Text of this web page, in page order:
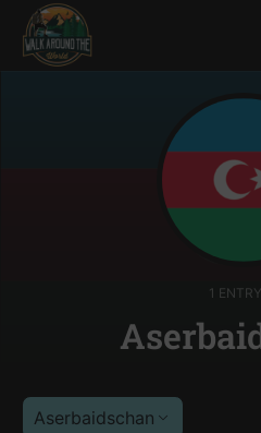
Walk
1
Aserbaidschan